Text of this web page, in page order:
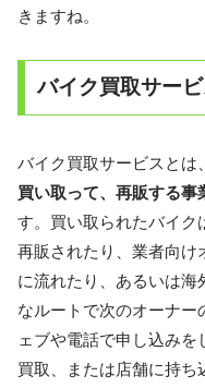
きますね。
バイク買取サー
バイク買取サービスとは
買い取って、再販する事
す。買い取られたバイク
再販されたり、業者向け
に流れたり、あるいは海
なルートで次のオーナー
ェブや電話で申し込み
買取、または店舗に持ち